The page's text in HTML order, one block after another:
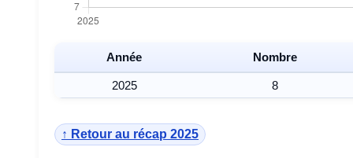
Année Nombre
2025 8
↑ Retour au récap 2025